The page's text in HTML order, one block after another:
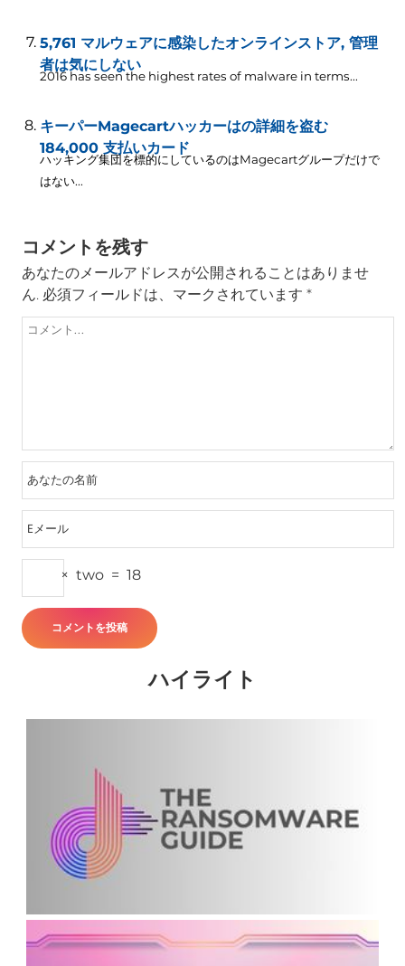
5,761 マルウェアに感染したオンラインストア, 管理
者は気にしない
2016has seen the highest rates of malware in terms...
キーパーMagecartハッカーはの詳細を盗む
184,000 支払いカード
ハッキング集団を標的にしているのはMagecartグループだけで
はない...
コメントを残す
あなたのメールアドレスが公開されることはありませ
ん. 必須フィールドは、マークされています *
× two = 18
ハイライト